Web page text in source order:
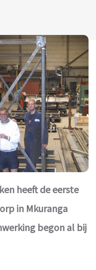
heeft de eerste
in Mkuranga
begon al bij